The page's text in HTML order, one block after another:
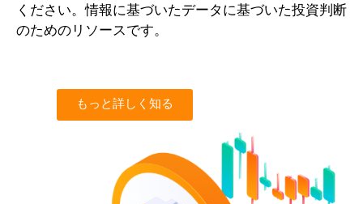
ください。情報に基づいたデータに基づいた投資判断
のためのリソースです。
もっと詳しく知る